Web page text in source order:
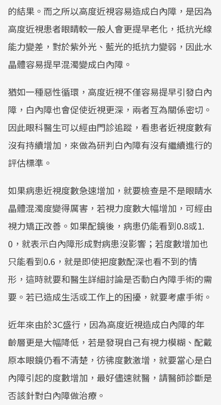
的結果。而之所以高度近視容易造成白內障，是因為
高度近視患者眼睛較一般人會更提早老化，抵抗光線
能力變差，對於紫外光、藍光的抵抗力變弱，因此水
晶體容易提早混濁變成白內障。
猶如一種惡性循環，高度近視不僅容易提早引發白內
障，白內障也會促使近視更深，兩者互為關係密切。
因此眼科醫生可以經由門診追蹤，看患者近視度數有
沒有持續增加，來做為研判白內障有沒有繼續進行的
評估標準。
如果病患近視度數急速增加，就要檢查是不是眼睛水
晶體混濁度變得厲害，若視力度數大幅增加，可經由
視力矯正改善。如果配鏡後，病患仍能看到0.8或1.
0，就表示白內障形成對病患沒影響；若度數增加也
只能看到0.6，就是即使把度數配深也看不到的情
形，這時就要和醫生詳細討論是否動白內障手術的需
要。若已造成生活或工作上的困擾，就要考慮手術。
近年來由於3C盛行，因為高度近視造成白內障的年
齡層更是大幅降低，若是發現自己有視力模糊、配戴
原本眼鏡仍看不清楚，彷彿度數激增，就要當心是白
內障引起的度數增加，最好儘速就醫，請醫師診斷是
否該針對白內障做治療。